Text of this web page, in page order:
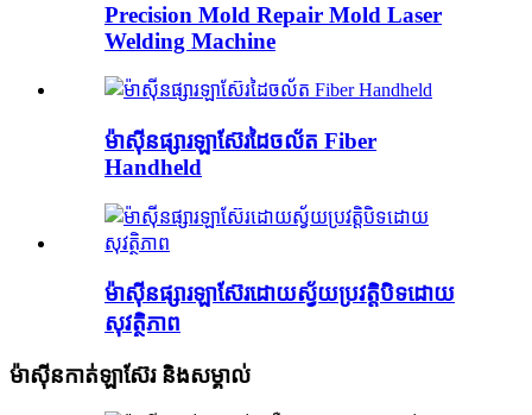
Precision Mold Repair Mold Laser
Welding Machine
ម៉ាស៊ីនផ្សារឡាស៊ែរដៃចល័ត Fiber
Handheld
ម៉ាស៊ីនផ្សារឡាស៊ែរដោយស្វ័យប្រវត្តិបិទដោយ
សុវត្ថិភាព
ម៉ាស៊ីនកាត់ឡាស៊ែរ និងសម្គាល់